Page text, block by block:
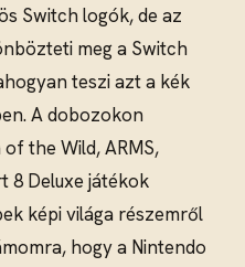
Switch logók, de az
meg a Switch
teszi azt a kék
A dobozokon
the Wild, ARMS,
8 Deluxe játékok
képi világa részemről
hogy a Nintendo